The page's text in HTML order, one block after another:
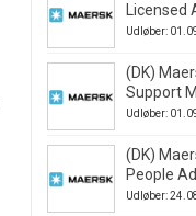
Udløber:
(DK)
Support
Udløber:
(DK)
People
Udløber: